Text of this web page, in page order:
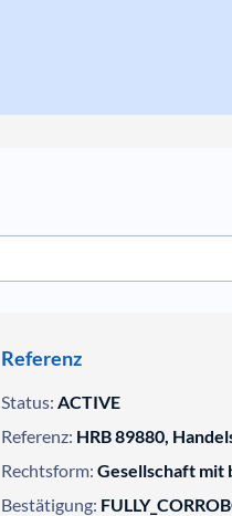
Referenz
Status: ACTIVE
Referenz: HRB 89880,
Rechtsform: Gesellschaft mit
Bestätigung: